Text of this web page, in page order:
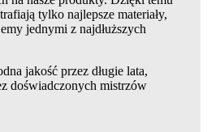
tylko najlepsze materiały,
jednymi z najdłuższych
jakość przez długie lata,
doświadczonych mistrzów